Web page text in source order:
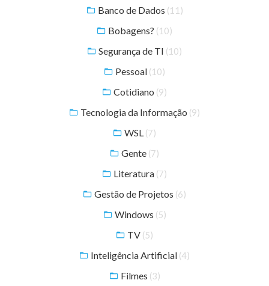
Banco de Dados (11)
Bobagens? (10)
Segurança de TI (10)
Pessoal (10)
Cotidiano (9)
Tecnologia da Informação (9)
WSL (7)
Gente (7)
Literatura (7)
Gestão de Projetos (6)
Windows (5)
TV (5)
Inteligência Artificial (4)
Filmes (3)